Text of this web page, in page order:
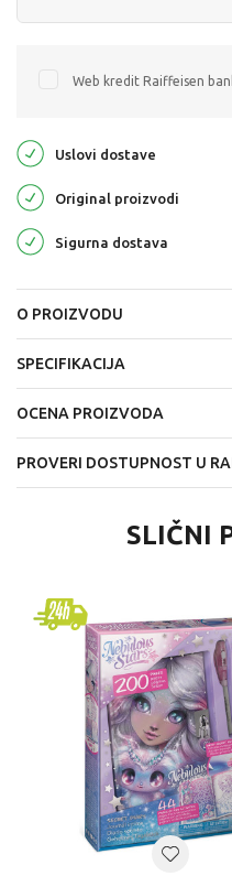
Web kredit Raiffeisen
Uslovi dostave
Original proizvodi
Sigurna dostava
O PROIZVODU
SPECIFIKACIJA
OCENA PROIZVODA
PROVERI DOSTUPNOST U
SLIČNI